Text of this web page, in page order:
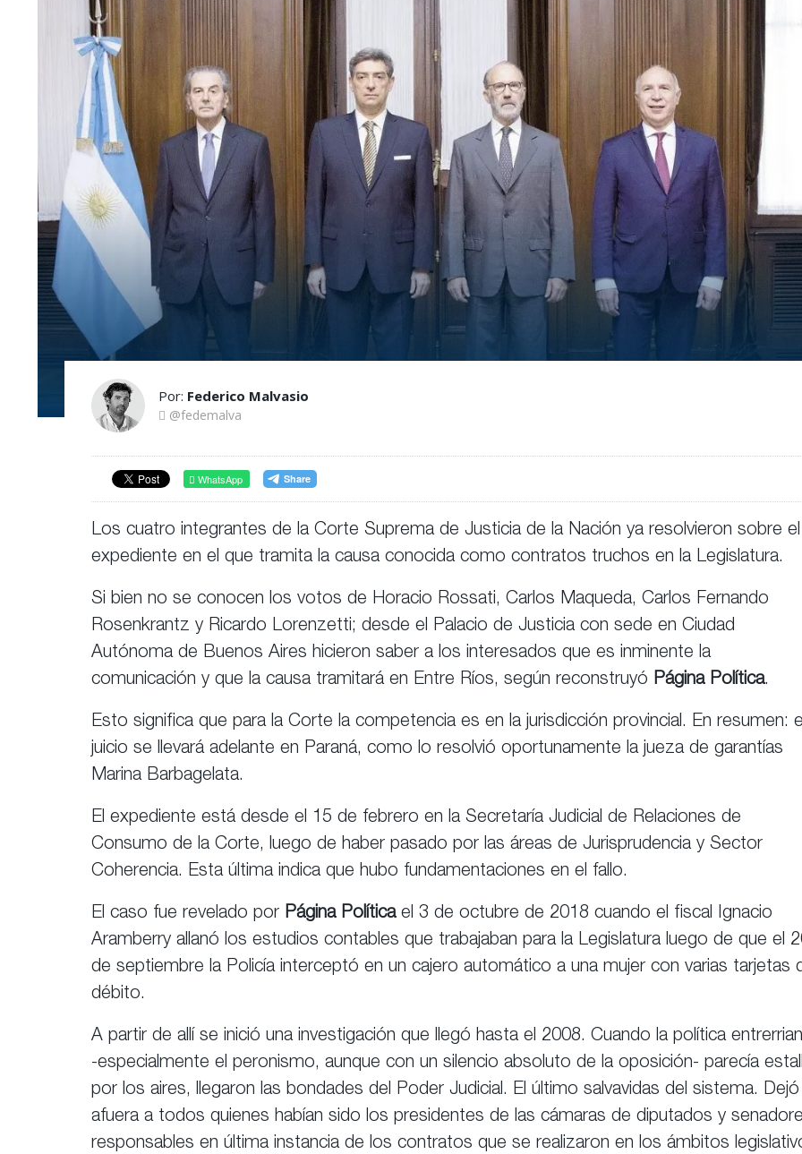
Por: Federico Malvasio
@fedemalva
WhatsApp
Los cuatro integrantes de la Corte Suprema de Justicia de la Nación ya resolvieron sobre el
expediente en el que tramita la causa conocida como contratos truchos en la Legislatura.
Si bien no se conocen los votos de Horacio Rossati, Carlos Maqueda, Carlos Fernando
Rosenkrantz y Ricardo Lorenzetti; desde el Palacio de Justicia con sede en Ciudad
Autónoma de Buenos Aires hicieron saber a los interesados que es inminente la
comunicación y que la causa tramitará en Entre Ríos, según reconstruyó Página Política.
Esto significa que para la Corte la competencia es en la jurisdicción provincial. En resumen:
juicio se llevará adelante en Paraná, como lo resolvió oportunamente la jueza de garantías
Marina Barbagelata.
El expediente está desde el 15 de febrero en la Secretaría Judicial de Relaciones de
Consumo de la Corte, luego de haber pasado por las áreas de Jurisprudencia y Sector
Coherencia. Esta última indica que hubo fundamentaciones en el fallo.
El caso fue revelado por Página Política el 3 de octubre de 2018 cuando el fiscal Ignacio
Aramberry allanó los estudios contables que trabajaban para la Legislatura luego de que el
de septiembre la Policía interceptó en un cajero automático a una mujer con varias tarjetas
débito.
A partir de allí se inició una investigación que llegó hasta el 2008. Cuando la política
-especialmente el peronismo, aunque con un silencio absoluto de la oposición- parecía
por los aires, llegaron las bondades del Poder Judicial. El último salvavidas del sistema. Dejó
afuera a todos quienes habían sido los presidentes de las cámaras de diputados y
responsables en última instancia de los contratos que se realizaron en los ámbitos